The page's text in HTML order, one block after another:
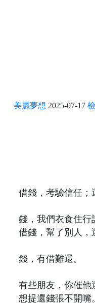
美麗夢想 2025-07-17
借錢，考驗信任；
錢，我們衣食住行
借錢，幫了別人，
錢，有借難還。
有些朋友，你催他
想提還錢張不開嘴。